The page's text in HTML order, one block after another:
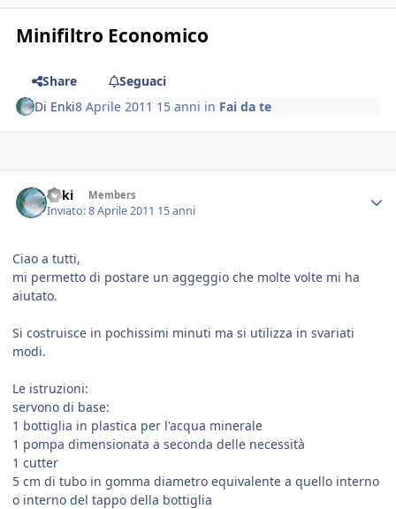
Minifiltro Economico
Share
Seguaci
Di Enki8 Aprile 2011 15 anni in Fai da te
Enki Members
Inviato:8 Aprile 2011 15 anni
Ciao a tutti,
mi permetto di postare un aggeggio che molte volte mi ha
aiutato.
Si costruisce in pochissimi minuti ma si utilizza in svariati
modi.
Le istruzioni:
servono di base:
1 bottiglia in plastica per l'acqua minerale
1 pompa dimensionata a seconda delle necessità
1 cutter
5 cm di tubo in gomma diametro equivalente a quello interno
o interno del tappo della bottiglia